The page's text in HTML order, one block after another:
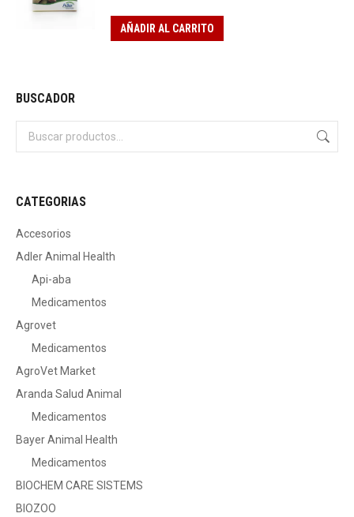
AÑADIR AL CARRITO
BUSCADOR
CATEGORIAS
Accesorios
Adler Animal Health
Api-aba
Medicamentos
Agrovet
Medicamentos
AgroVet Market
Aranda Salud Animal
Medicamentos
Bayer Animal Health
Medicamentos
BIOCHEM CARE SISTEMS
BIOZOO